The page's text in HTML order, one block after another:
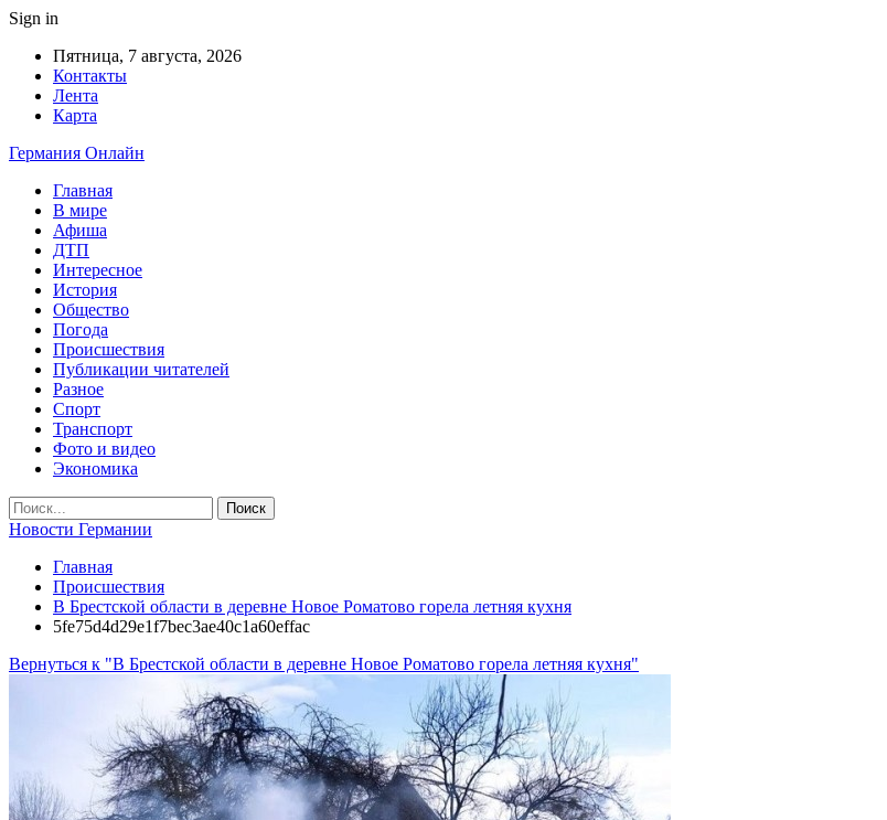
Sign in
Пятница, 7 августа, 2026
Контакты
Лента
Карта
Германия Онлайн
Главная
В мире
Афиша
ДТП
Интересное
История
Общество
Погода
Происшествия
Публикации читателей
Разное
Спорт
Транспорт
Фото и видео
Экономика
Новости Германии
Главная
Происшествия
В Брестской области в деревне Новое Роматово горела летняя кухня
5fe75d4d29e1f7bec3ae40c1a60effac
Вернуться к "В Брестской области в деревне Новое Роматово горела летняя кухня"